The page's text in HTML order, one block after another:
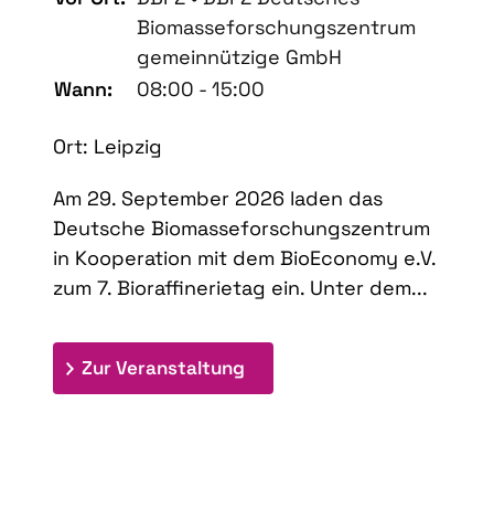
Biomasseforschungszentrum
gemeinnützige GmbH
Wann:
08:00 - 15:00
Ort: Leipzig
Am 29. September 2026 laden das
Deutsche Biomasseforschungszentrum
in Kooperation mit dem BioEconomy e.V.
zum 7. Bioraffinerietag ein. Unter dem...
Zur Veranstaltung